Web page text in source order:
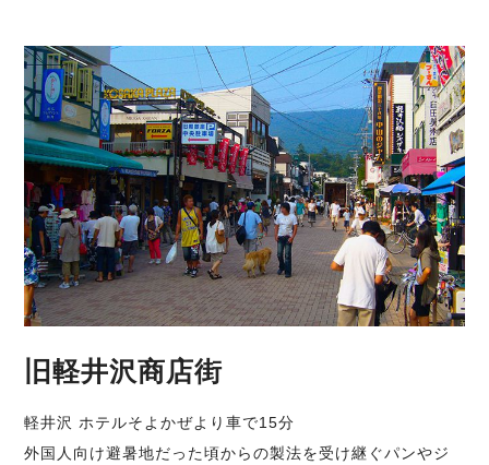
旧軽井沢商店街
軽井沢 ホテルそよかぜより車で15分
外国人向け避暑地だった頃からの製法を受け継ぐパンやジ